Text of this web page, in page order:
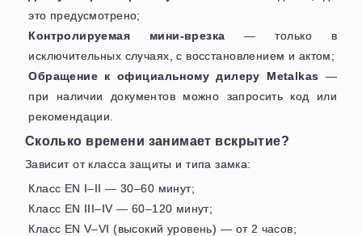
это предусмотрено;
Контролируемая мини-врезка — только в
исключительных случаях, с восстановлением и актом;
Обращение к официальному дилеру Metalkas —
при наличии документов можно запросить код или
рекомендации.
Сколько времени занимает вскрытие?
Зависит от класса защиты и типа замка:
Класс EN I–II — 30–60 минут;
Класс EN III–IV — 60–120 минут;
Класс EN V–VI (высокий уровень) — от 2 часов;